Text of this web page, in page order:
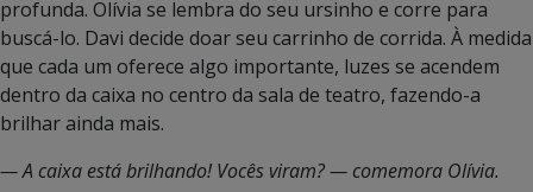
profunda. Olívia se lembra do seu ursinho e corre para
buscá-lo. Davi decide doar seu carrinho de corrida. À medida
que cada um oferece algo importante, luzes se acendem
dentro da caixa no centro da sala de teatro, fazendo-a
brilhar ainda mais.
— A caixa está brilhando! Vocês viram? — comemora Olívia.